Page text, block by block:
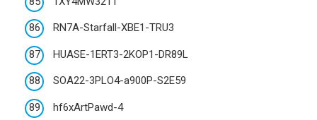
RN7A-Starfall-XBE1-TRU3
HUASE-1ERT3-2KOP1-DR89L
SOA22-3PLO4-a900P-S2E59
hf6xArtPawd-4